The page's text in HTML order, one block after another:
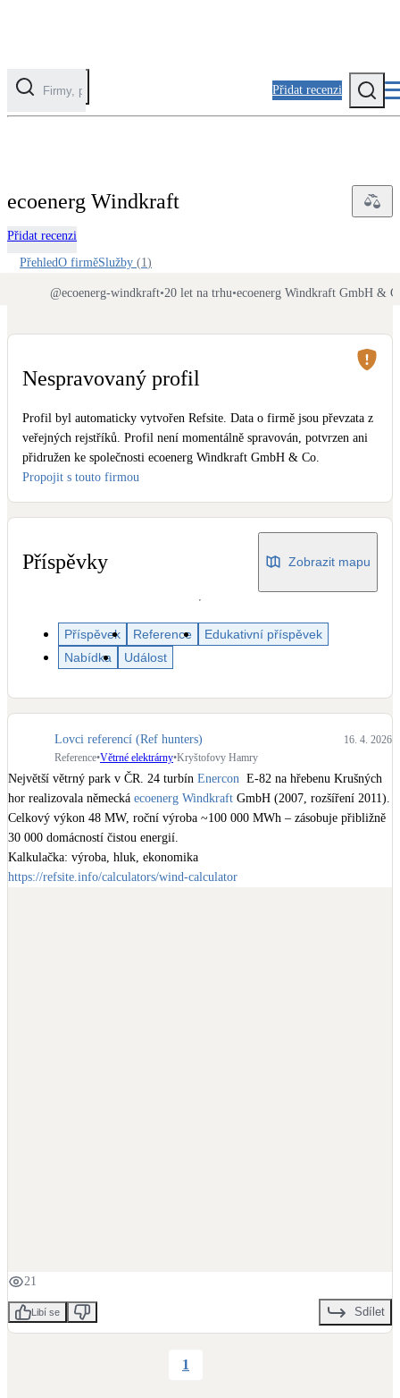
Přidat recenzi
Solární ohřev vody
Tepelná čerpadla
Solární termický systém
Na přípravu teplé vody i přitápění
Větrání s rekuperací
Teplovzdušné vytápění
Rekonstrukce
Kotle
Hlavní zdroje vytápění
Bateriové úložiště
Zelená střecha
ecoenerg Windkraft
Přidat recenzi
PřehledO firměSlužby (1)
@ecoenerg-windkraft•20 let na trhu•ecoenerg Windkraft GmbH &
Nespravovaný profil
Profil byl automaticky vytvořen Refsite. Data o firmě jsou převzata z
veřejných rejstříků. Profil není momentálně spravován, potvrzen ani
přidružen ke společnosti ecoenerg Windkraft GmbH & Co.
Propojit s touto firmou
Příspěvky Zobrazit mapu
Příspěvek Reference
Edukativní příspěvek
Nabídka
Událost
Lovci referencí (Ref hunters)
16. 4. 2026
Reference•Větrné elektrárny•Kryštofovy Hamry
Největší větrný park v ČR. 24 turbín Enercon
  E-82 na hřebenu Krušných
hor realizovala německá ecoenerg Windkraft GmbH (2007, rozšíření 2011).
Celkový výkon 48 MW, roční výroba ~100 000 MWh – zásobuje přibližně
30 000 domácností čistou energií.
https://refsite.info/calculators/wind-calculator
21
Libí se Sdílet
1